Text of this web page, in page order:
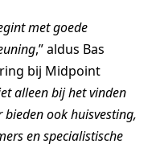
met goede
,” aldus Bas
bij Midpoint
alleen bij het vinden
ook huisvesting,
en specialistische